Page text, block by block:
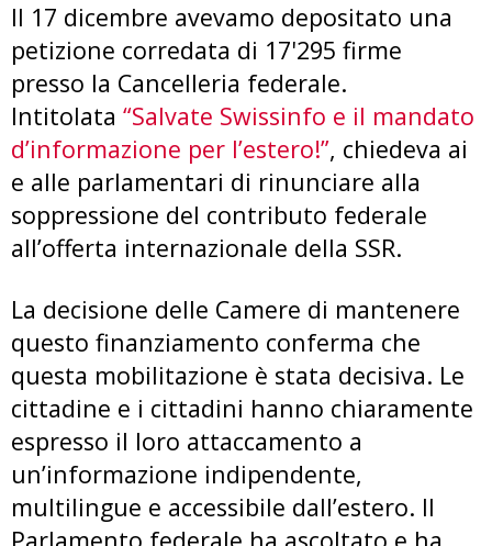
Il 17 dicembre avevamo depositato una
petizione corredata di 17'295 firme
presso la Cancelleria federale.
Intitolata “Salvate Swissinfo e il mandato
d’informazione per l’estero!”, chiedeva ai
e alle parlamentari di rinunciare alla
soppressione del contributo federale
all’offerta internazionale della SSR.
La decisione delle Camere di mantenere
questo finanziamento conferma che
questa mobilitazione è stata decisiva. Le
cittadine e i cittadini hanno chiaramente
espresso il loro attaccamento a
un’informazione indipendente,
multilingue e accessibile dall’estero. Il